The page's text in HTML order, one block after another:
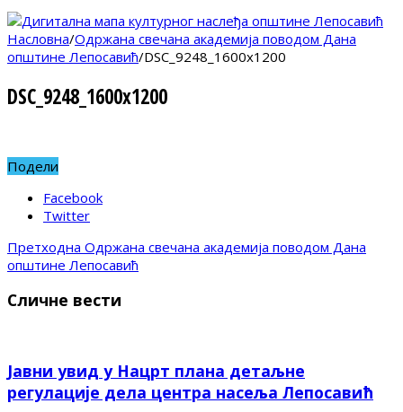
Насловна/Одржана свечана академија поводом Дана
општине Лепосавић/DSC_9248_1600x1200
DSC_9248_1600x1200
Подели
Facebook
Twitter
Претходна Одржана свечана академија поводом Дана
општине Лепосавић
Сличне вести
Јавни увид у Нацрт плана детаљне
регулације дела центра насеља Лепосавић